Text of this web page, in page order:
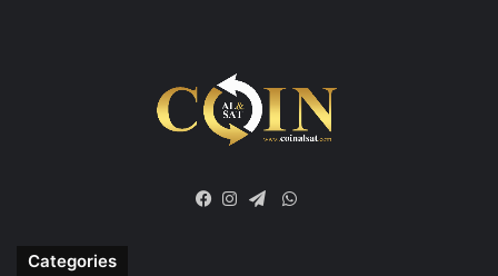
WhatsApp
Categories